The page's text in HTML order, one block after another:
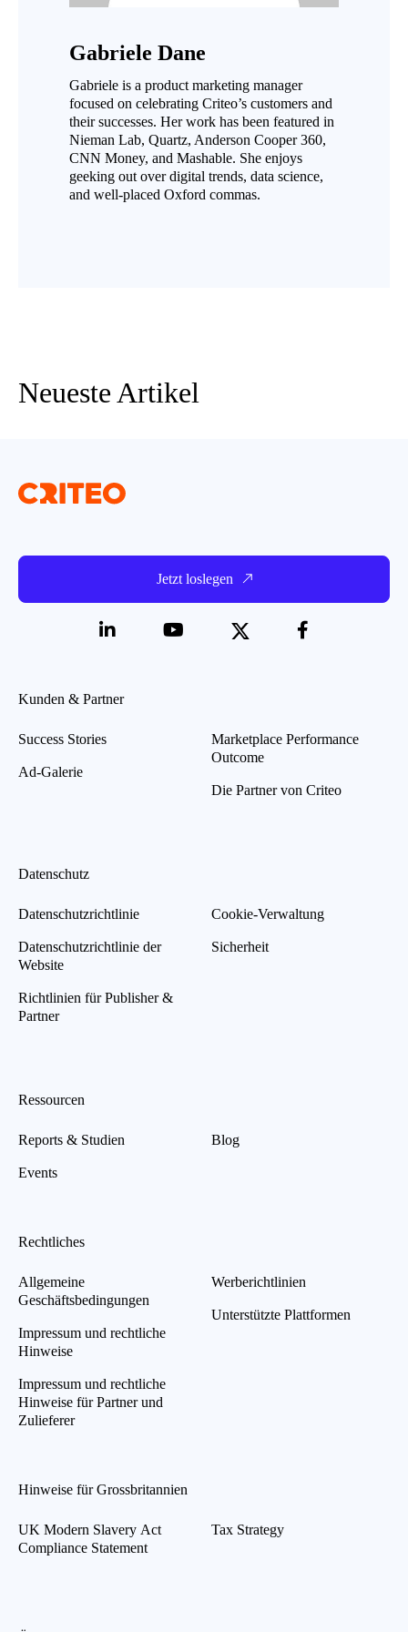
Gabriele Dane
Gabriele is a product marketing manager
focused on celebrating Criteo’s customers and
their successes. Her work has been featured in
Nieman Lab, Quartz, Anderson Cooper 360,
CNN Money, and Mashable. She enjoys
geeking out over digital trends, data science,
and well-placed Oxford commas.
Neueste Artikel
Jetzt loslegen
Kunden & Partner
Success Stories
Ad-Galerie
Marketplace Performance
Outcome
Die Partner von Criteo
Datenschutz
Datenschutzrichtlinie
Datenschutzrichtlinie der
Website
Richtlinien für Publisher &
Partner
Cookie-Verwaltung
Sicherheit
Ressourcen
Reports & Studien
Events
Blog
Rechtliches
Allgemeine
Geschäftsbedingungen
Impressum und rechtliche
Hinweise
Impressum und rechtliche
Hinweise für Partner und
Zulieferer
Werberichtlinien
Unterstützte Plattformen
Hinweise für Grossbritannien
UK Modern Slavery Act
Compliance Statement
Tax Strategy